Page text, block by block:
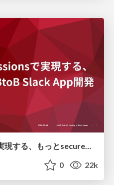
Granular Permissionsで実現する、もっとsecureなBtoB Slack App開発 / Develop more secure BtoB Slack Apps with Granular Permissions
0 22k